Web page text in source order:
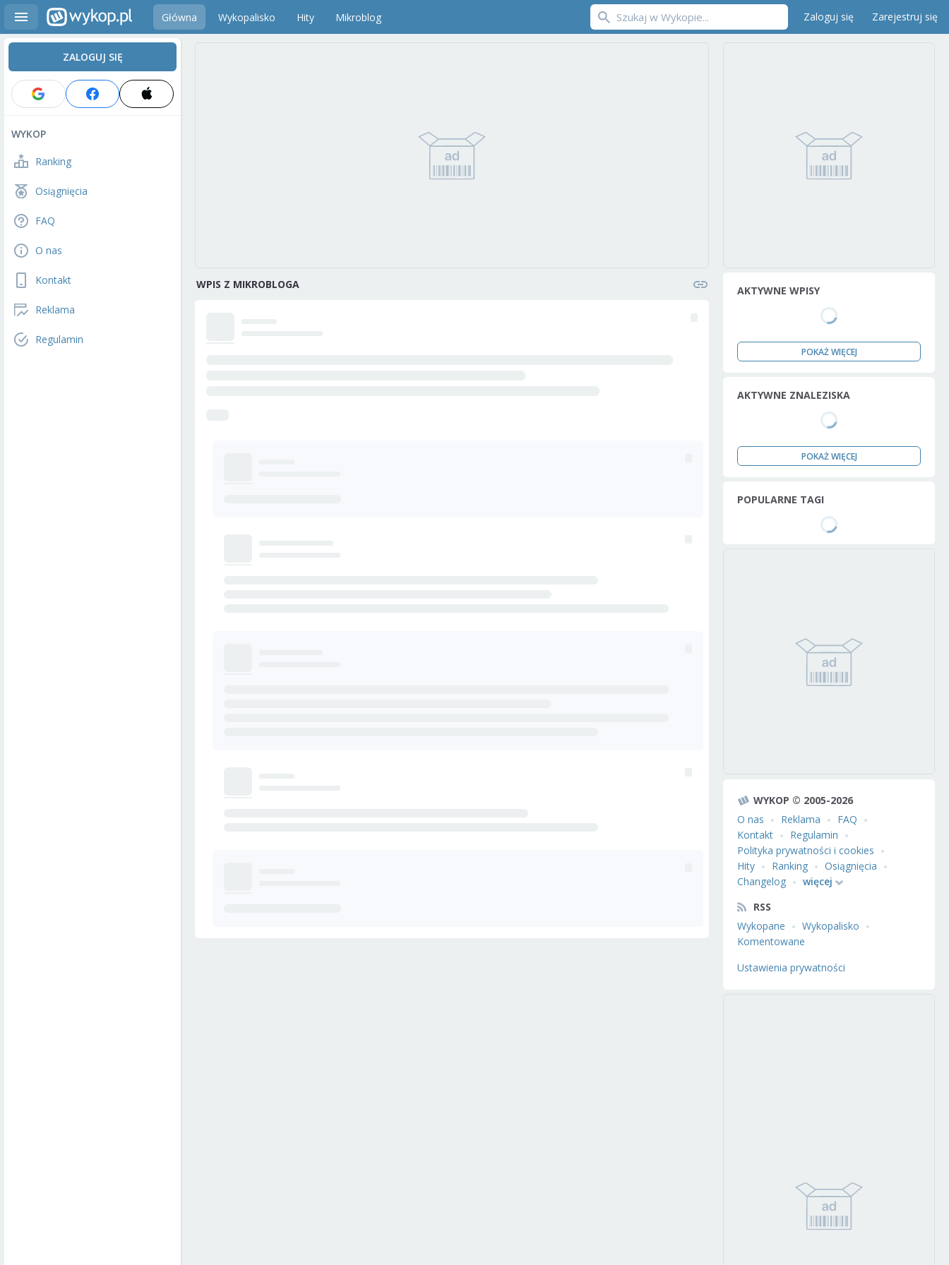
Główna Wykopalisko Hity Mikroblog Zaloguj się Zarejestruj się
ZALOGUJ SIĘ
WYKOP
Ranking
Osiągnięcia
FAQ
O nas
Kontakt
Reklama
Regulamin
WPIS Z MIKROBLOGA AKTYWNE WPISY
POKAŻ WIĘCEJ
AKTYWNE ZNALEZISKA
POKAŻ WIĘCEJ
POPULARNE TAGI
WYKOP © 2005-2026
O nas
Reklama
FAQ
Kontakt
Regulamin
Polityka prywatności i cookies
Hity
Ranking
Osiągnięcia
Changelog
więcej
RSS
Wykopane
Wykopalisko
Komentowane
Ustawienia prywatności